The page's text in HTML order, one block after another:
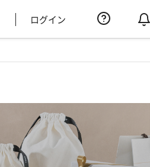
ログイン